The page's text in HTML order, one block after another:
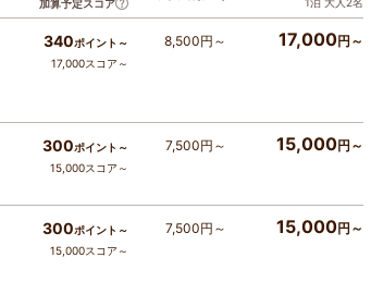
加算予定スコア
340ポイント～
17,000スコア～
8,500円～ 17,000円～
300ポイント～
15,000スコア～
7,500円～ 15,000円～
300ポイント～
15,000スコア～
7,500円～ 15,000円～